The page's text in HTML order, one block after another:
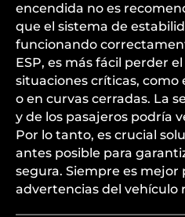
encendida no es
que el sistema de
funcionando
ESP, es más fácil perder
situaciones críticas,
o en curvas cerradas. La
y de los pasajeros podría
Por lo tanto, es crucial
antes posible para
segura. Siempre es
advertencias del vehículo